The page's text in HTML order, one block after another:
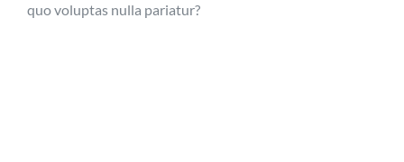
quo voluptas nulla pariatur?